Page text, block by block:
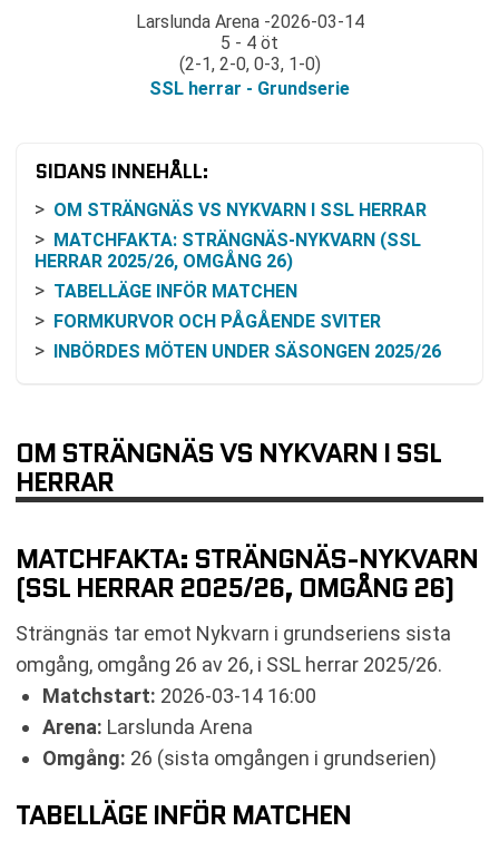
Larslunda Arena 2026-03-14
5 - 4 öt
(2-1, 2-0, 0-3, 1-0)
SSL herrar - Grundserie
SIDANS INNEHÅLL:
OM STRÄNGNÄS VS NYKVARN I SSL HERRAR
MATCHFAKTA: STRÄNGNÄS-NYKVARN (SSL
HERRAR 2025/26, OMGÅNG 26)
TABELLÄGE INFÖR MATCHEN
FORMKURVOR OCH PÅGÅENDE SVITER
INBÖRDES MÖTEN UNDER SÄSONGEN 2025/26
SPEKULATION)
MATCHEN I SITT SAMMANHANG: SISTA
OMGÅNGEN
VANLIGA FRÅGOR OM STRÄNGNÄS VS NYKVARN
TABELL
KOMMANDE MATCHER NYKVARN
RELATERADE NYHETER
OM STRÄNGNÄS VS NYKVARN I SSL
HERRAR
MATCHFAKTA: STRÄNGNÄS-NYKVARN
(SSL HERRAR 2025/26, OMGÅNG 26)
Strängnäs tar emot Nykvarn i grundseriens sista
omgång, omgång 26 av 26, i SSL herrar 2025/26.
Matchstart: 2026-03-14 16:00
Arena: Larslunda Arena
Omgång: 26 (sista omgången i grundserien)
TABELLÄGE INFÖR MATCHEN